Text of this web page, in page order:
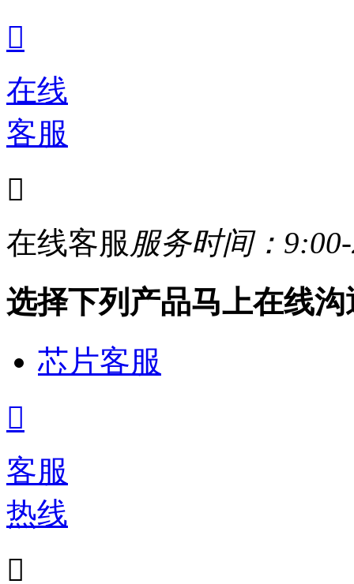

在线
客服

在线客服服务时间：
选择下列产品马上在线沟
芯片客服

客服
热线
